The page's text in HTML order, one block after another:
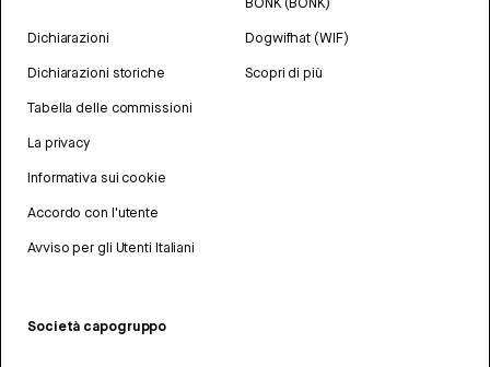
Dichiarazioni
Dichiarazioni storiche
Tabella delle commissioni
La privacy
Informativa sui cookie
Accordo con l'utente
Avviso per gli Utenti Italiani
Dogwifhat (WIF)
Scopri di più
Società capogruppo